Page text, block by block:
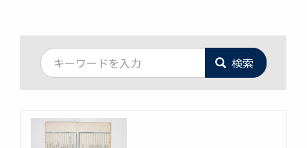
検索